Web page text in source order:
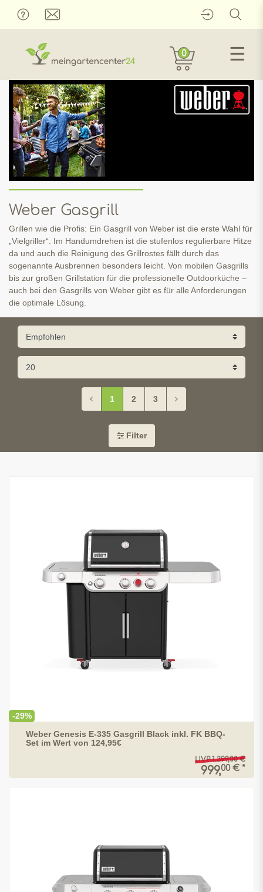
0 ☰
Weber Gasgrill
Grillen wie die Profis: Ein Gasgrill von Weber ist die erste Wahl für
„Vielgriller“. Im Handumdrehen ist die stufenlos regulierbare Hitze
da und auch die Reinigung des Grillrostes fällt durch das
sogenannte Ausbrennen besonders leicht. Von mobilen Gasgrills
bis zur großen Grillstation für die professionelle Outdoorküche –
auch bei den Gasgrills von Weber gibt es für alle Anforderungen
die optimale Lösung.
1 2 3
Filter
-29%
Weber Genesis E-335 Gasgrill Black inkl. FK BBQ-
Set im Wert von 124,95€
UVP 1.399,00 €
999,00 € *